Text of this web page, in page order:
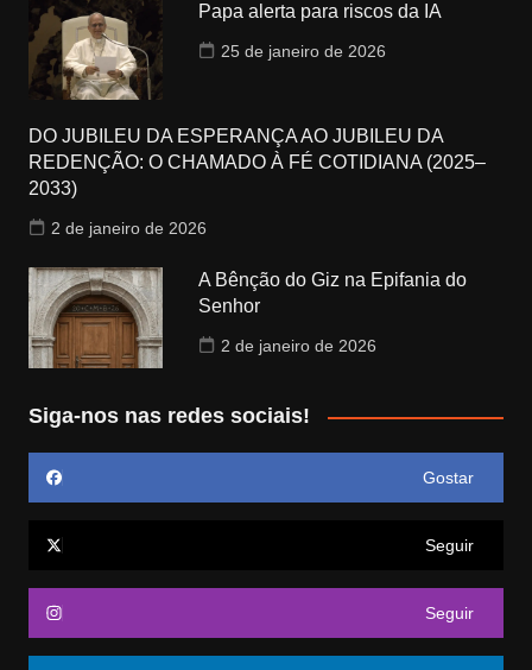
Papa alerta para riscos da IA
25 de janeiro de 2026
DO JUBILEU DA ESPERANÇA AO JUBILEU DA
REDENÇÃO: O CHAMADO À FÉ COTIDIANA (2025–
2033)
2 de janeiro de 2026
A Bênção do Giz na Epifania do
Senhor
2 de janeiro de 2026
Siga-nos nas redes sociais!
Gostar
Seguir
Seguir